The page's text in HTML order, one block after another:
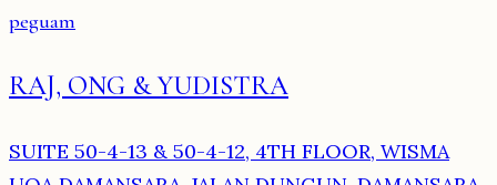
peguam
RAJ, ONG & YUDISTRA
SUITE 50-4-13 & 50-4-12, 4TH FLOOR, WISMA